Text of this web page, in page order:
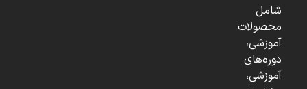
شامل
محصولات
آموزشی،
دوره‌های
آموزشی،